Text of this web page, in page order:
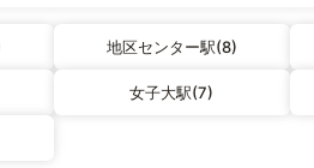
地区センター駅(8)
女子大駅(7)